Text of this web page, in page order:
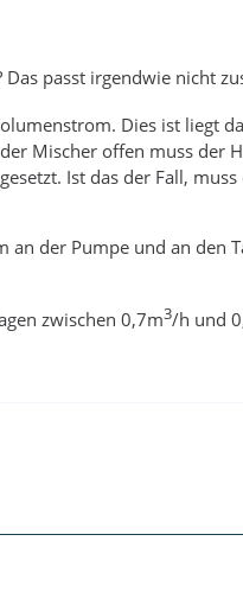
Das passt irgendwie nicht
Dies ist liegt
Mischer offen muss der
Ist das der Fall,
der Pumpe und an den
zwischen 0,7m3/h und